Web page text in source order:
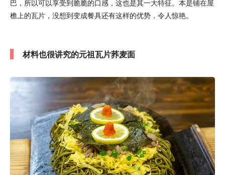
巴，所以可以享受到脆脆的口感，这也是其一大特征。本是铺在屋
檐上的瓦片，没想到变成餐具还有这样的优势，令人惊艳。
材料也很讲究的元祖瓦片荞麦面